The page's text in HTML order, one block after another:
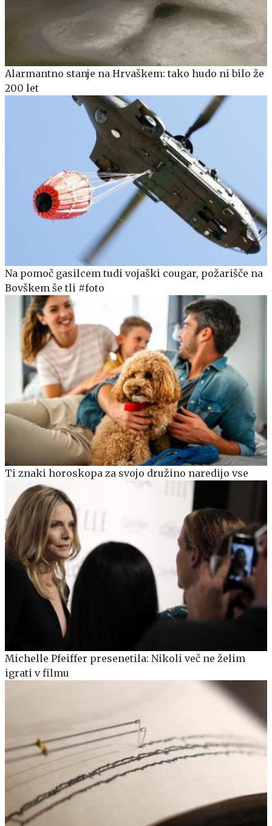
Alarmantno stanje na Hrvaškem: tako hudo ni bilo že
200 let
Na pomoč gasilcem tudi vojaški cougar, požarišče na
Bovškem še tli #foto
Ti znaki horoskopa za svojo družino naredijo vse
Michelle Pfeiffer presenetila: Nikoli več ne želim
igrati v filmu